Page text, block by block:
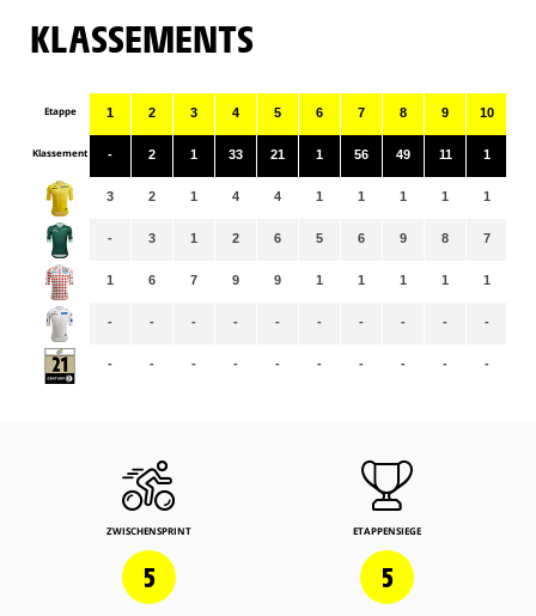
KLASSEMENTS
Etappe
Klassement
1
-
3
-
1
-
-
2
2
2
3
6
-
-
3
1
1
1
7
-
-
4
33
4
2
9
-
-
5
21
4
6
9
-
-
6
1
1
5
1
-
-
7
56
1
6
1
-
-
8
49
1
9
1
-
-
9
11
1
8
1
-
-
10
1
1
7
1
-
-
ZWISCHENSPRINT
5
ETAPPENSIEGE
5